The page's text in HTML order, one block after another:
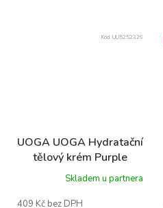
UOGA UOGA Hydratační
tělový krém Purple
Storm s černým rybízem
Skladem u partnera
409 Kč bez DPH
Kód: UU5252326